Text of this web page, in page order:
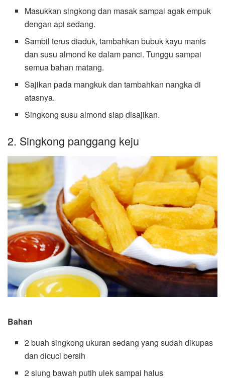
Masukkan singkong dan masak sampai agak empuk
dengan api sedang.
Sambil terus diaduk, tambahkan bubuk kayu manis
dan susu almond ke dalam panci. Tunggu sampai
semua bahan matang.
Sajikan pada mangkuk dan tambahkan nangka di
atasnya.
Singkong susu almond siap disajikan.
2. Singkong panggang keju
Bahan
2 buah singkong ukuran sedang yang sudah dikupas
dan dicuci bersih
2 siung bawah putih ulek sampai halus